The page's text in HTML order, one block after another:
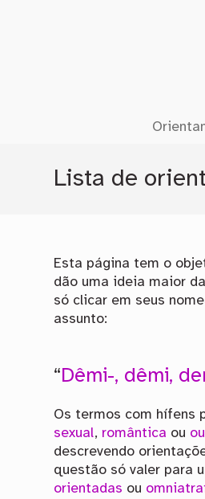
Lista de
Esta página tem o
dão uma ideia maior
só clicar em seus
assunto:
“Dêmi-, dêmi,
Os termos com hífens
sexual, romântica ou
descrevendo
questão só valer para
orientadas ou